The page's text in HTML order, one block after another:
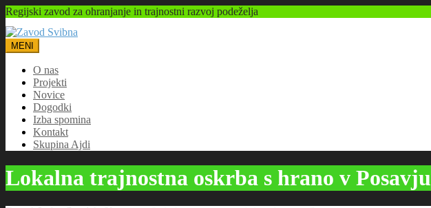
Regijski zavod za ohranjanje in trajnostni razvoj podeželja
MENI
O nas
Projekti
Novice
Dogodki
Izba spomina
Kontakt
Skupina Ajdi
Lokalna trajnostna oskrba s hrano v Posavju